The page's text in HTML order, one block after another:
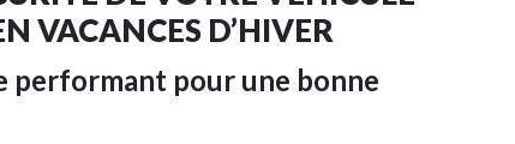
VACANCES D’HIVER
performant pour une bonne